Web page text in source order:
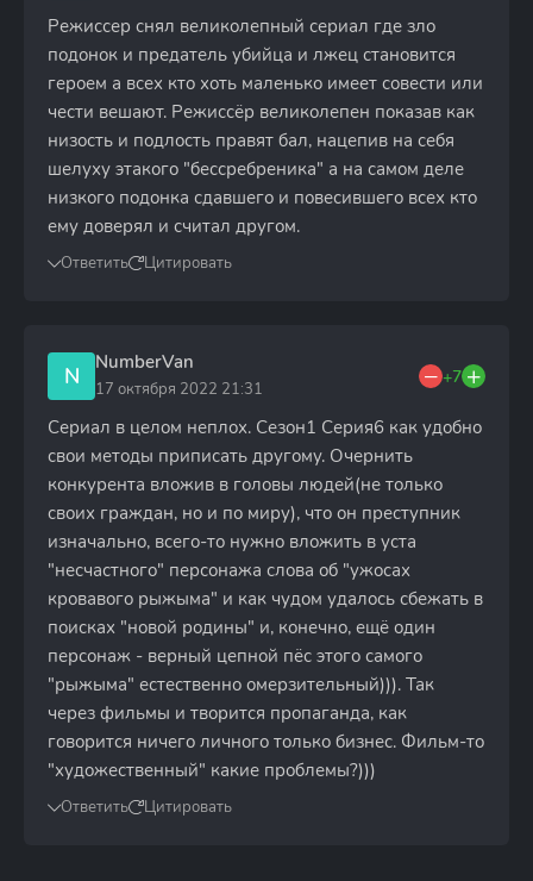
Режиссер снял великолепный сериал где зло
подонок и предатель убийца и лжец становится
героем а всех кто хоть маленько имеет совести или
чести вешают. Режиссёр великолепен показав как
низость и подлость правят бал, нацепив на себя
шелуху этакого "бессребреника" а на самом деле
низкого подонка сдавшего и повесившего всех кто
ему доверял и считал другом.
Ответить Цитировать
N NumberVan
17 октября 2022 21:31
+7
Сериал в целом неплох. Сезон1 Серия6 как удобно
свои методы приписать другому. Очернить
конкурента вложив в головы людей(не только
своих граждан, но и по миру), что он преступник
изначально, всего-то нужно вложить в уста
"несчастного" персонажа слова об "ужосах
кровавого рыжыма" и как чудом удалось сбежать в
поисках "новой родины" и, конечно, ещё один
персонаж - верный цепной пёс этого самого
"рыжыма" естественно омерзительный))). Так
через фильмы и творится пропаганда, как
говорится ничего личного только бизнес. Фильм-то
"художественный" какие проблемы?)))
Ответить Цитировать